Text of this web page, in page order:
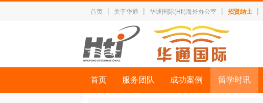
首页 | 关于华通 | 华通国际(Hti)海外办公室 | 招贤纳士 |
首页 服务团队 成功案例 留学时讯